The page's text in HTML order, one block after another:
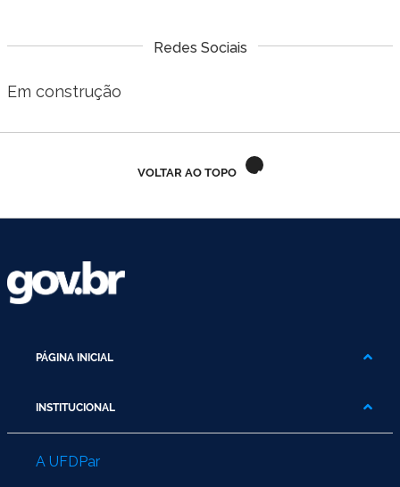
Redes Sociais
Em construção
VOLTAR AO TOPO
PÁGINA INICIAL
INSTITUCIONAL
A UFDPar